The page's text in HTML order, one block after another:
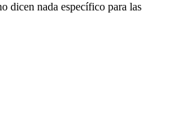
dicen nada específico para las